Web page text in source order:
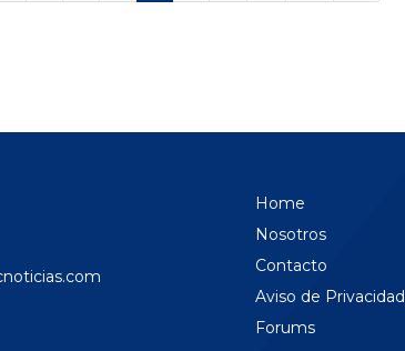
Home
Nosotros
Contacto
Aviso de Privacidad
Forums